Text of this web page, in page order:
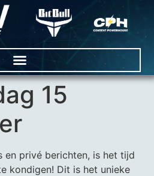
15
en privé berichten, is het tijd
kondigen! Dit is het unieke